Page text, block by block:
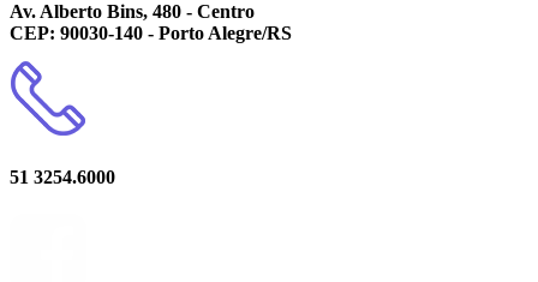
Av. Alberto Bins, 480 - Centro
CEP: 90030-140 - Porto Alegre/RS
51 3254.6000